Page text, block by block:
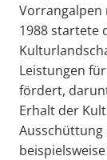
Vorrangalpen
1988 startete
Leistungen
fördert,
Erhalt der
Ausschüttung